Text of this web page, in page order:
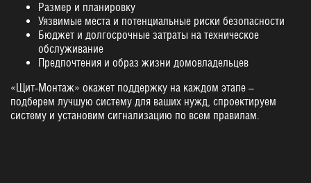
Размер и планировку
Уязвимые места и потенциальные риски безопасности
Бюджет и долгосрочные затраты на техническое
обслуживание
Предпочтения и образ жизни домовладельцев
«Щит-Монтаж» окажет поддержку на каждом этапе –
подберем лучшую систему для ваших нужд, спроектируем
систему и установим сигнализацию по всем правилам.